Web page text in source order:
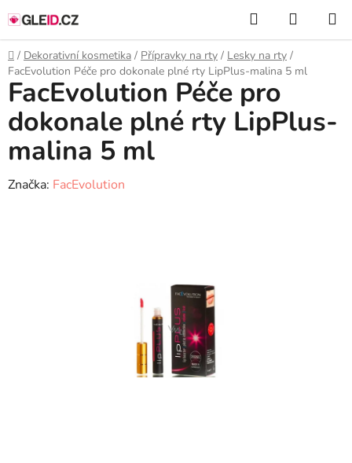
na
obsah
Hledat
KOŠÍK
Domů
/ Dekorativní kosmetika / Přípravky na rty / Lesky na rty /
FacEvolution Péče pro dokonale plné rty LipPlus-malina 5 ml
FacEvolution Péče pro
dokonale plné rty LipPlus-
malina 5 ml
Značka: FacEvolution